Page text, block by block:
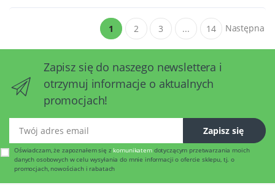
1 2 3 ... 14 Następna
Zapisz się do naszego newslettera i
otrzymuj informacje o aktualnych
promocjach!
Zapisz się
Oświadczam, że zapoznałem się z komunikatemdotyczącym przetwarzania moich
danych osobowych w celu wysyłania do mnie informacji o ofercie sklepu, tj. o
promocjach, nowościach i rabatach